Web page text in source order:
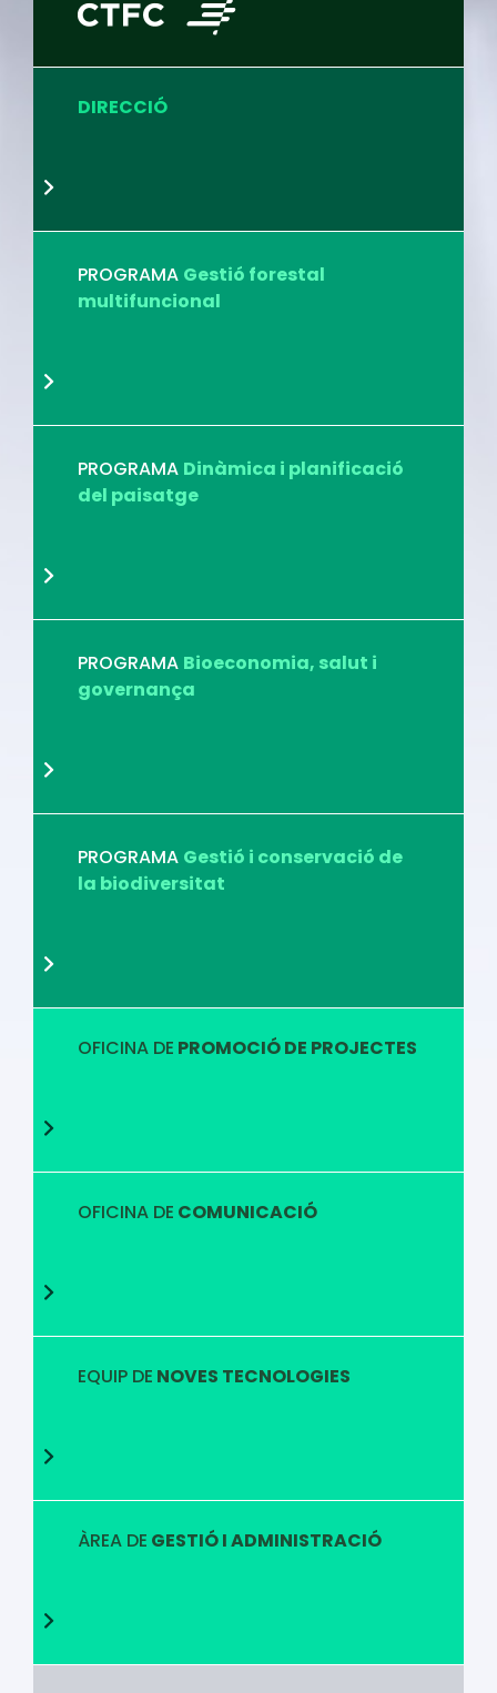
DIRECCIÓ
PROGRAMA Gestió forestal
multifuncional
PROGRAMA Dinàmica i planificació
del paisatge
PROGRAMA Bioeconomia, salut i
governança
PROGRAMA Gestió i conservació de
la biodiversitat
OFICINA DE PROMOCIÓ DE PROJECTES
OFICINA DE COMUNICACIÓ
EQUIP DE NOVES TECNOLOGIES
ÀREA DE GESTIÓ I ADMINISTRACIÓ